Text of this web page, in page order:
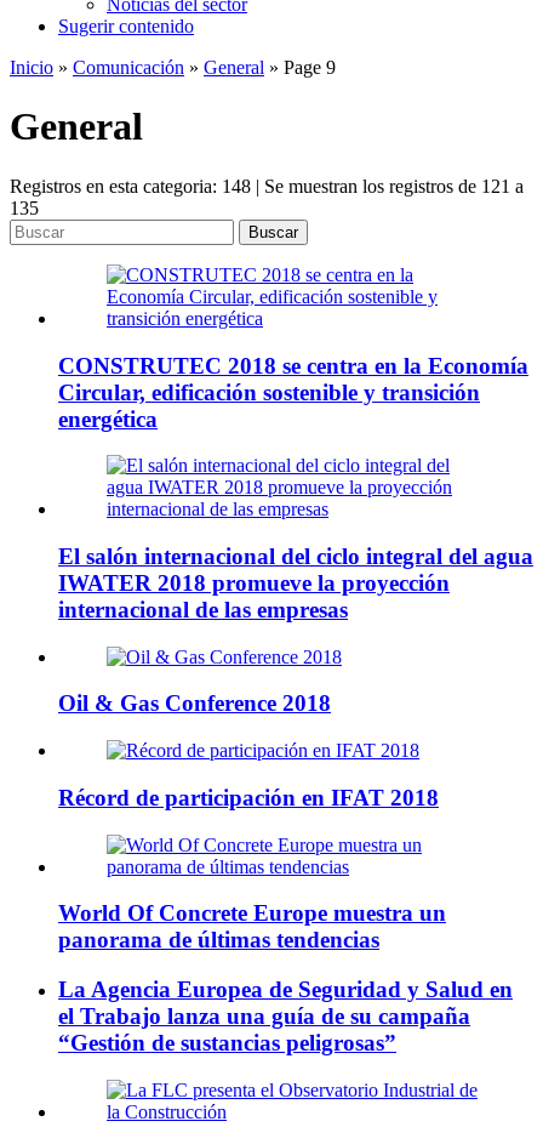
Noticias del sector
Sugerir contenido
Inicio » Comunicación » General » Page 9
General
Registros en esta categoria: 148 | Se muestran los registros de 121 a
135
Buscar
CONSTRUTEC 2018 se centra en la Economía
Circular, edificación sostenible y transición
energética
El salón internacional del ciclo integral del agua
IWATER 2018 promueve la proyección
internacional de las empresas
Oil & Gas Conference 2018
Récord de participación en IFAT 2018
World Of Concrete Europe muestra un
panorama de últimas tendencias
La Agencia Europea de Seguridad y Salud en
el Trabajo lanza una guía de su campaña
“Gestión de sustancias peligrosas”